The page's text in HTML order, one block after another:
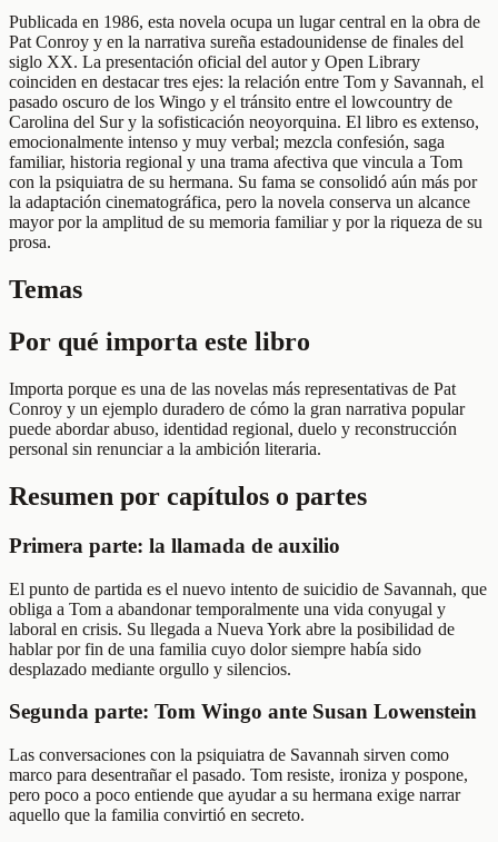
Publicada en 1986, esta novela ocupa un lugar central en la obra de
Pat Conroy y en la narrativa sureña estadounidense de finales del
siglo XX. La presentación oficial del autor y Open Library
coinciden en destacar tres ejes: la relación entre Tom y Savannah, el
pasado oscuro de los Wingo y el tránsito entre el lowcountry de
Carolina del Sur y la sofisticación neoyorquina. El libro es extenso,
emocionalmente intenso y muy verbal; mezcla confesión, saga
familiar, historia regional y una trama afectiva que vincula a Tom
con la psiquiatra de su hermana. Su fama se consolidó aún más por
la adaptación cinematográfica, pero la novela conserva un alcance
mayor por la amplitud de su memoria familiar y por la riqueza de su
prosa.
Temas
Por qué importa este libro
Importa porque es una de las novelas más representativas de Pat
Conroy y un ejemplo duradero de cómo la gran narrativa popular
puede abordar abuso, identidad regional, duelo y reconstrucción
personal sin renunciar a la ambición literaria.
Resumen por capítulos o partes
Primera parte: la llamada de auxilio
El punto de partida es el nuevo intento de suicidio de Savannah, que
obliga a Tom a abandonar temporalmente una vida conyugal y
laboral en crisis. Su llegada a Nueva York abre la posibilidad de
hablar por fin de una familia cuyo dolor siempre había sido
desplazado mediante orgullo y silencios.
Segunda parte: Tom Wingo ante Susan Lowenstein
Las conversaciones con la psiquiatra de Savannah sirven como
marco para desentrañar el pasado. Tom resiste, ironiza y pospone,
pero poco a poco entiende que ayudar a su hermana exige narrar
aquello que la familia convirtió en secreto.